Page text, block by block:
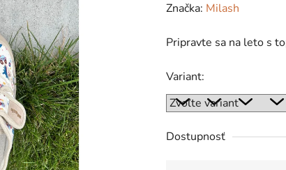
Značka: Milash
Pripravte sa na leto s
Variant:
Dostupnosť